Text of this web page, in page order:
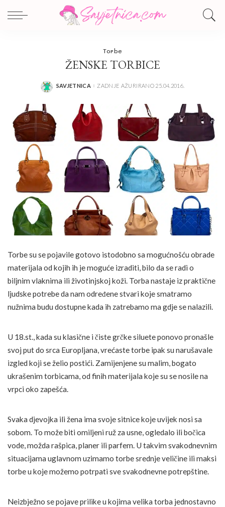
Torbe
ŽENSKE TORBICE
POSTED
SAVJETNICA ZADNJE AŽURIRANO 25.04.2016.
Torbe su se pojavile gotovo istodobno sa mogućnošću obrade
materijala od kojih ih je moguće izraditi, bilo da se radi o
biljnim vlaknima ili životinjskoj koži. Torba nastaje iz praktične
ljudske potrebe da nam određene stvari koje smatramo
nužnima budu dostupne kada ih zatrebamo ma gdje se nalazili.
U 18.st., kada su klasične i čiste grčke siluete ponovo pronašle
svoj put do srca Europljana, vrećaste torbe ipak su narušavale
izgled koji se želio postići. Zamijenjene su malim, bogato
ukrašenim torbicama, od finih materijala koje su se nosile na
vrpci oko zapešća.
Svaka djevojka ili žena ima svoje sitnice koje uvijek nosi sa
sobom. To može biti omiljeni ruž za usne, ogledalo ili bočica
vode, možda rašpica, planer ili parfem. U takvim svakodnevnim
situacijama uglavnom uzimamo torbe srednje veličine ili maksi
torbe u koje možemo potrpati sve svakodnevne potrepštine.
Neizbježno se pojave prilike u kojima velika torba jednostavno